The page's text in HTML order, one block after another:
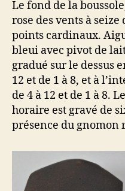
Le fond de la
rose des vents à
points cardinaux.
bleui avec pivot de
gradué sur le dessus
12 et de 1 à 8, et à
de 4 à 12 et de 1 à 8.
horaire est gravé de
présence du gnomon